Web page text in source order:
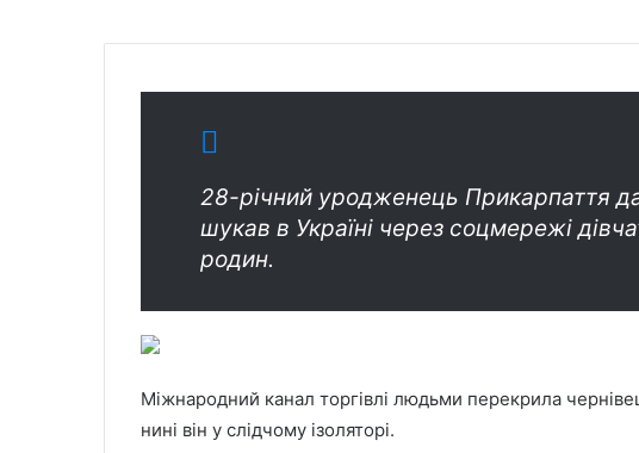
28-річний уродженець Прикарпаття
шукав в Україні через соцмережі
родин.
Міжнародний канал торгівлі людьми перекрила
нині він у слідчому ізоляторі.